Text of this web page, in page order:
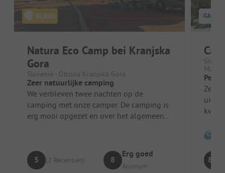
Natura Eco Camp bei Kranjska
Gora
Slovenië - Obcina Kranjska Gora
Zeer natuurlijke camping
We verbleven twee nachten op de
camping met onze camper. De camping is
erg mooi opgezet en over het algemeen
5 (2 Recensies) 8
Erg goed
Anonym
Zeer
8.8